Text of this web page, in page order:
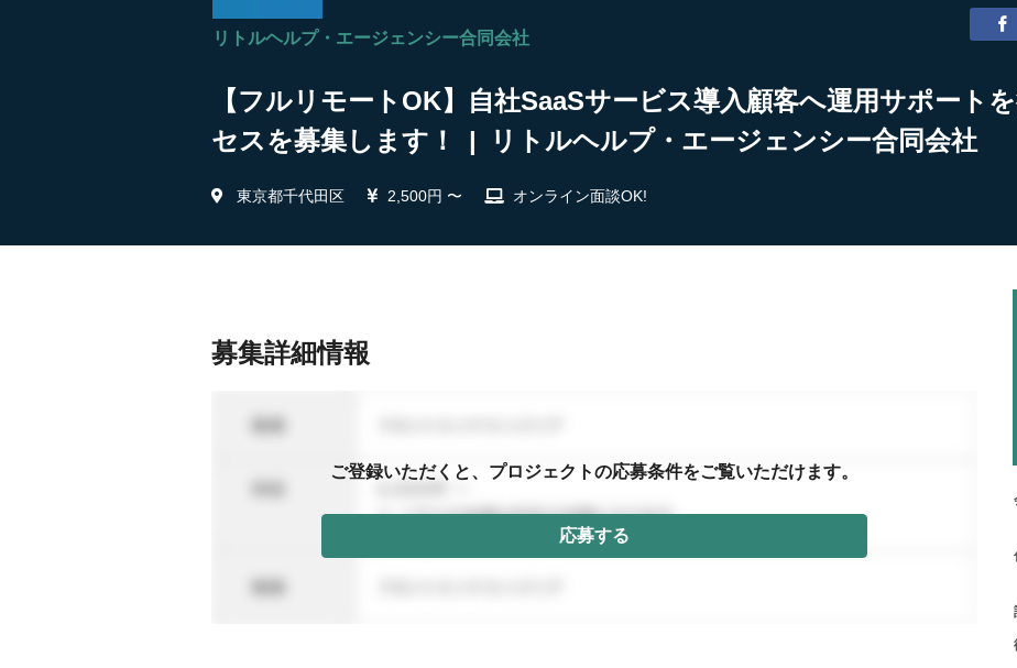
リトルヘルプ・エージェンシー合同会社
【フルリモートOK】自社SaaSサービス導入顧客へ運用サポート
セスを募集します！ | リトルヘルプ・エージェンシー合同会社
東京都千代田区 2,500円 〜 オンライン面談OK!
募集詳細情報
ご登録いただくと、プロジェクトの応募条件をご覧いただけます。
応募する